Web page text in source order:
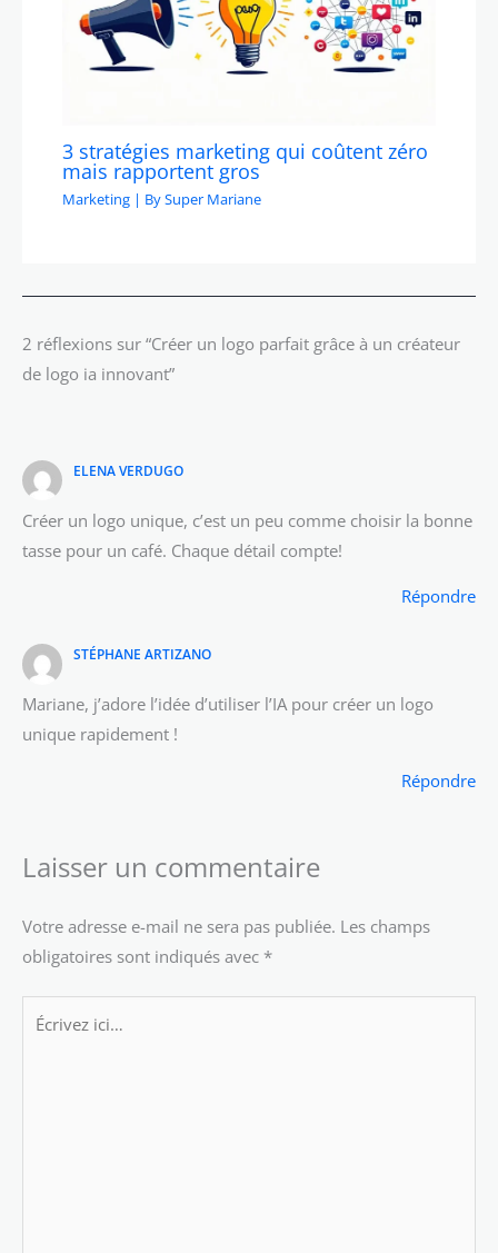
3 stratégies marketing qui coûtent zéro
mais rapportent gros
Marketing | BySuper Mariane
2 réflexions sur “Créer un logo parfait grâce à un créateur
de logo ia innovant”
ELENA VERDUGO
Créer un logo unique, c’est un peu comme choisir la bonne
tasse pour un café. Chaque détail compte!
Répondre
STÉPHANE ARTIZANO
Mariane, j’adore l’idée d’utiliser l’IA pour créer un logo
unique rapidement !
Répondre
Laisser un commentaire
Votre adresse e-mail ne sera pas publiée. Les champs
obligatoires sont indiqués avec *
Écrivez